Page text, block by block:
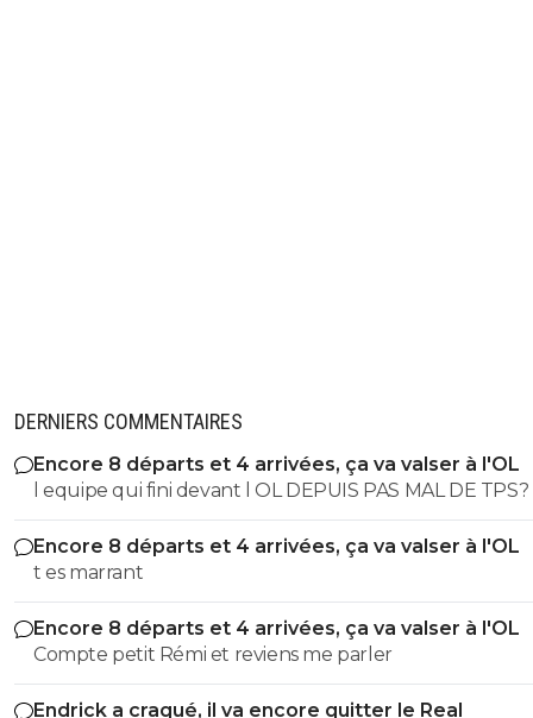
DERNIERS COMMENTAIRES
Encore 8 départs et 4 arrivées, ça va valser à l'OL
l equipe qui fini devant l OL DEPUIS PAS MAL DE TPS? lol. t
es tro malin toi
Encore 8 départs et 4 arrivées, ça va valser à l'OL
t es marrant
Encore 8 départs et 4 arrivées, ça va valser à l'OL
Compte petit Rémi et reviens me parler
Endrick a craqué, il va encore quitter le Real